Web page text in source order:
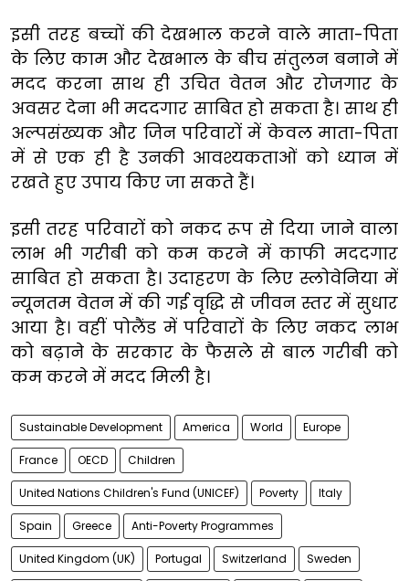
इसी तरह बच्चों की देखभाल करने वाले माता-पिता
के लिए काम और देखभाल के बीच संतुलन बनाने में
मदद करना साथ ही उचित वेतन और रोजगार के
अवसर देना भी मददगार साबित हो सकता है। साथ ही
अल्पसंख्यक और जिन परिवारों में केवल माता-पिता
में से एक ही है उनकी आवश्यकताओं को ध्यान में
रखते हुए उपाय किए जा सकते हैं।
इसी तरह परिवारों को नकद रूप से दिया जाने वाला
लाभ भी गरीबी को कम करने में काफी मददगार
साबित हो सकता है। उदाहरण के लिए स्लोवेनिया में
न्यूनतम वेतन में की गई वृद्धि से जीवन स्तर में सुधार
आया है। वहीं पोलैंड में परिवारों के लिए नकद लाभ
को बढ़ाने के सरकार के फैसले से बाल गरीबी को
कम करने में मदद मिली है।
Sustainable Development America World Europe
France OECD Children
United Nations Children's Fund (UNICEF) Poverty Italy
Spain Greece Anti-Poverty Programmes
United Kingdom (UK) Portugal Switzerland Sweden